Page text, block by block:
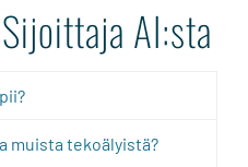
AI:sta
jotka haluavat
muista tekoälyistä?